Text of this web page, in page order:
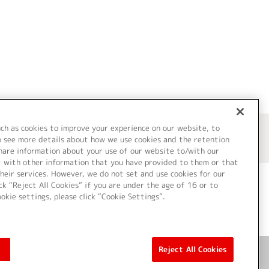
て Cookie Settings
as cookies to improve your experience on our website, to
see more details about how we use cookies and the retention
information about your use of our website to/with our
with other information that you have provided to them or that
services. However, we do not set and use cookies for our
“Reject All Cookies” if you are under the age of 16 or to
settings, please click “Cookie Settings”.
Reject All Cookies